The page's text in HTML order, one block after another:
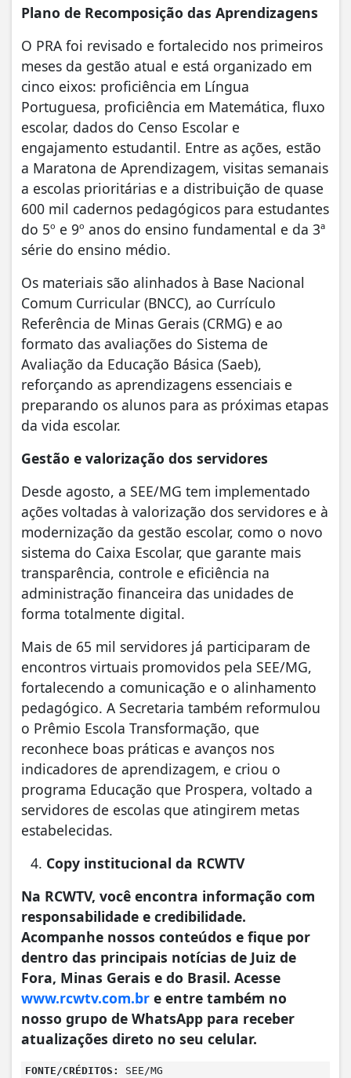
Plano de Recomposição das Aprendizagens
O PRA foi revisado e fortalecido nos primeiros
meses da gestão atual e está organizado em
cinco eixos: proficiência em Língua
Portuguesa, proficiência em Matemática, fluxo
escolar, dados do Censo Escolar e
engajamento estudantil. Entre as ações, estão
a Maratona de Aprendizagem, visitas semanais
a escolas prioritárias e a distribuição de quase
600 mil cadernos pedagógicos para estudantes
do 5º e 9º anos do ensino fundamental e da 3ª
série do ensino médio.
Os materiais são alinhados à Base Nacional
Comum Curricular (BNCC), ao Currículo
Referência de Minas Gerais (CRMG) e ao
formato das avaliações do Sistema de
Avaliação da Educação Básica (Saeb),
reforçando as aprendizagens essenciais e
preparando os alunos para as próximas etapas
da vida escolar.
Gestão e valorização dos servidores
Desde agosto, a SEE/MG tem implementado
ações voltadas à valorização dos servidores e à
modernização da gestão escolar, como o novo
sistema do Caixa Escolar, que garante mais
transparência, controle e eficiência na
administração financeira das unidades de
forma totalmente digital.
Mais de 65 mil servidores já participaram de
encontros virtuais promovidos pela SEE/MG,
fortalecendo a comunicação e o alinhamento
pedagógico. A Secretaria também reformulou
o Prêmio Escola Transformação, que
reconhece boas práticas e avanços nos
indicadores de aprendizagem, e criou o
programa Educação que Prospera, voltado a
servidores de escolas que atingirem metas
estabelecidas.
Copy institucional da RCWTV
Na RCWTV, você encontra informação com
responsabilidade e credibilidade.
Acompanhe nossos conteúdos e fique por
dentro das principais notícias de Juiz de
Fora, Minas Gerais e do Brasil. Acesse
www.rcwtv.com.br e entre também no
nosso grupo de WhatsApp para receber
atualizações direto no seu celular.
FONTE/CRÉDITOS: SEE/MG